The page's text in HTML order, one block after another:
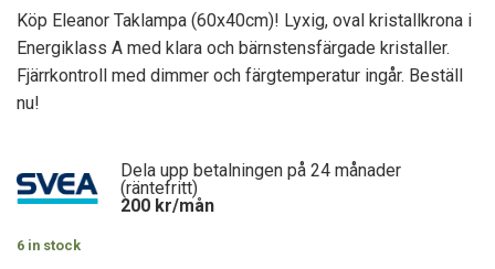
Köp Eleanor Taklampa (60x40cm)! Lyxig, oval kristallkrona i
Energiklass A med klara och bärnstensfärgade kristaller.
Fjärrkontroll med dimmer och färgtemperatur ingår. Beställ
nu!
Dela upp betalningen på 24 månader
(räntefritt)
200 kr/mån
6 in stock